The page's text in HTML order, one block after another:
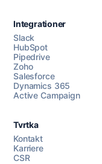
Razgovarajte s
Integrationer
Slack
HubSpot
Pipedrive
Zoho
Salesforce
Dynamics 365
Active Campaign
Tvrtka
Kontakt
Karriere
CSR